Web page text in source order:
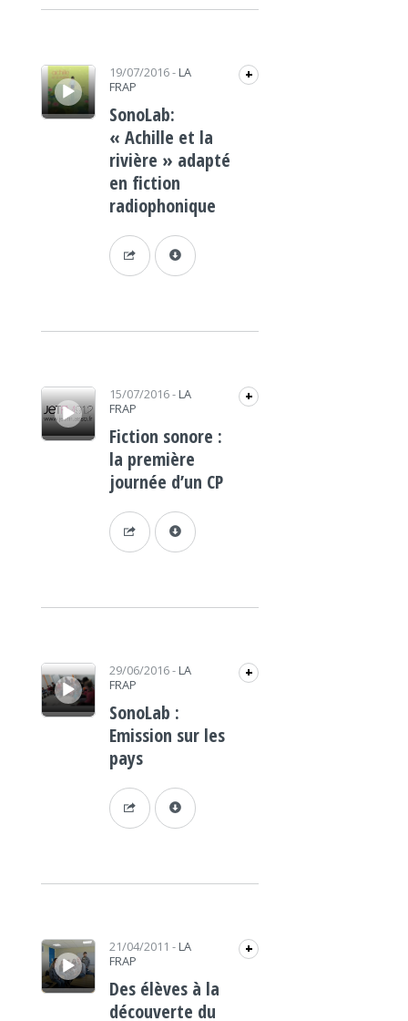
Lecteur audio 19/07/2016- LA
FRAP
+
SonoLab:
« Achille et la
rivière » adapté
en fiction
radiophonique
Lecteur audio 15/07/2016- LA
FRAP
+
Fiction sonore :
la première
journée d’un CP
Lecteur audio 29/06/2016- LA
FRAP
+
SonoLab :
Emission sur les
pays
Lecteur audio 21/04/2011 - LA
FRAP
+
Des élèves à la
découverte du